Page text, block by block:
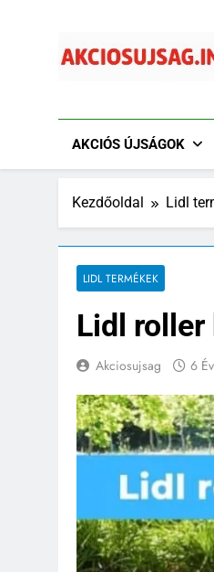
tartalomra
AKCIÓS ÚJSÁGOK
Kezdőoldal Lidl
LIDL TERMÉKEK
Lidl
Akciosujsag 6